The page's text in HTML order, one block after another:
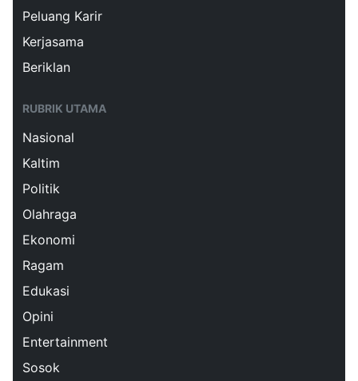
Peluang Karir
Kerjasama
Beriklan
RUBRIK UTAMA
Nasional
Kaltim
Politik
Olahraga
Ekonomi
Ragam
Edukasi
Opini
Entertainment
Sosok